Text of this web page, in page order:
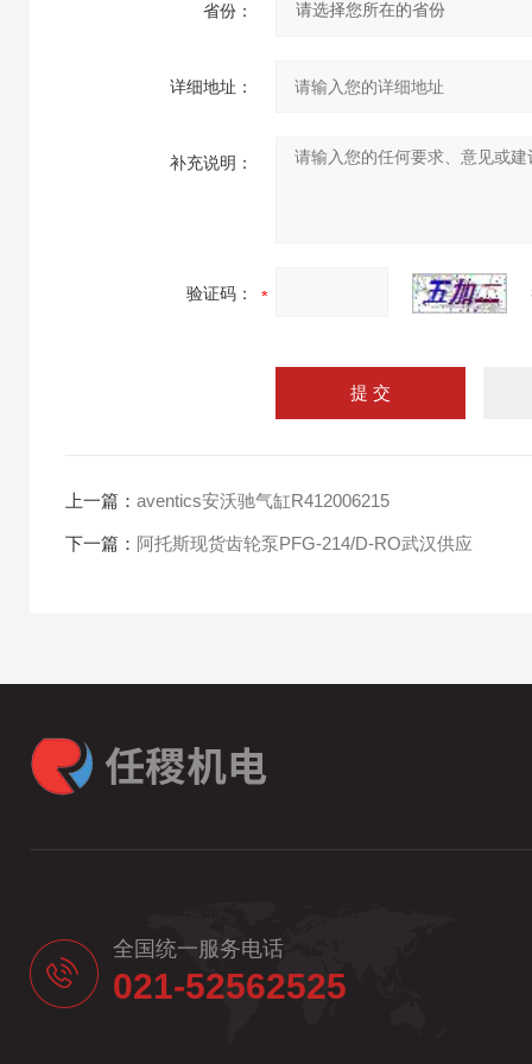
省份：
详细地址：
补充说明：
验证码：
上一篇： aventics安沃驰气缸R412006215
下一篇： 阿托斯现货齿轮泵PFG-214/D-RO武汉供应
全国统一服务电话
021-52562525